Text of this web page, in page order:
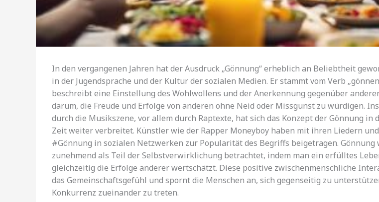
In den vergangenen Jahren hat der Ausdruck „Gönnung“ erheblich an Beliebtheit
in der Jugendsprache und der Kultur der sozialen Medien. Er stammt vom Verb
beschreibt eine Einstellung des Wohlwollens und der Anerkennung gegenüber
darum, die Freude und Erfolge von anderen ohne Neid oder Missgunst zu würdigen.
durch die Musikszene, vor allem durch Raptexte, hat sich das Konzept der Gönnung in
Zeit weiter verbreitet. Künstler wie der Rapper Moneyboy haben mit ihren Liedern
#Gönnung in sozialen Netzwerken zur Popularität des Begriffs beigetragen. Gönnung
zunehmend als Teil der Selbstverwirklichung betrachtet, indem man ein erfülltes
gleichzeitig die Erfolge anderer wertschätzt. Diese positive zwischenmenschliche
das Gemeinschaftsgefühl und spornt die Menschen an, sich gegenseitig zu
Konkurrenz zueinander zu treten.